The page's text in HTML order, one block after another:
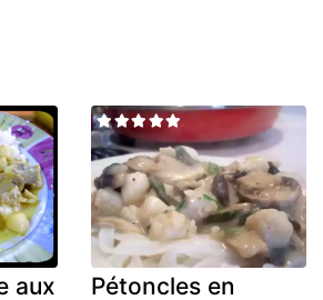
aux
Pétoncles en